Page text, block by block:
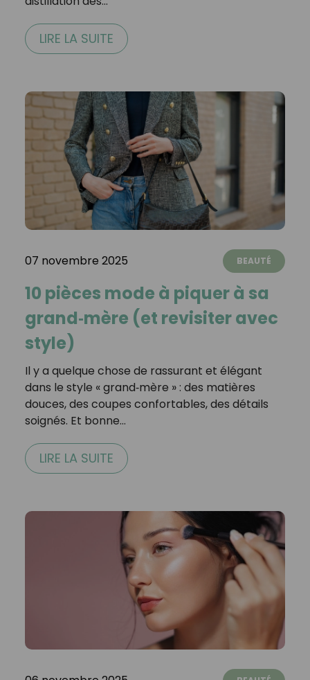
LIRE LA SUITE
07 novembre 2025 BEAUTÉ
10 pièces mode à piquer à sa
grand‑mère (et revisiter avec
style)
Il y a quelque chose de rassurant et élégant
dans le style « grand‑mère » : des matières
douces, des coupes confortables, des détails
soignés. Et bonne…
LIRE LA SUITE